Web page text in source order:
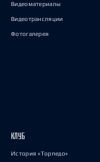
Видеоматериалы
Видеотрансляции
Фотогалерея
КЛУБ
История «Торпедо»